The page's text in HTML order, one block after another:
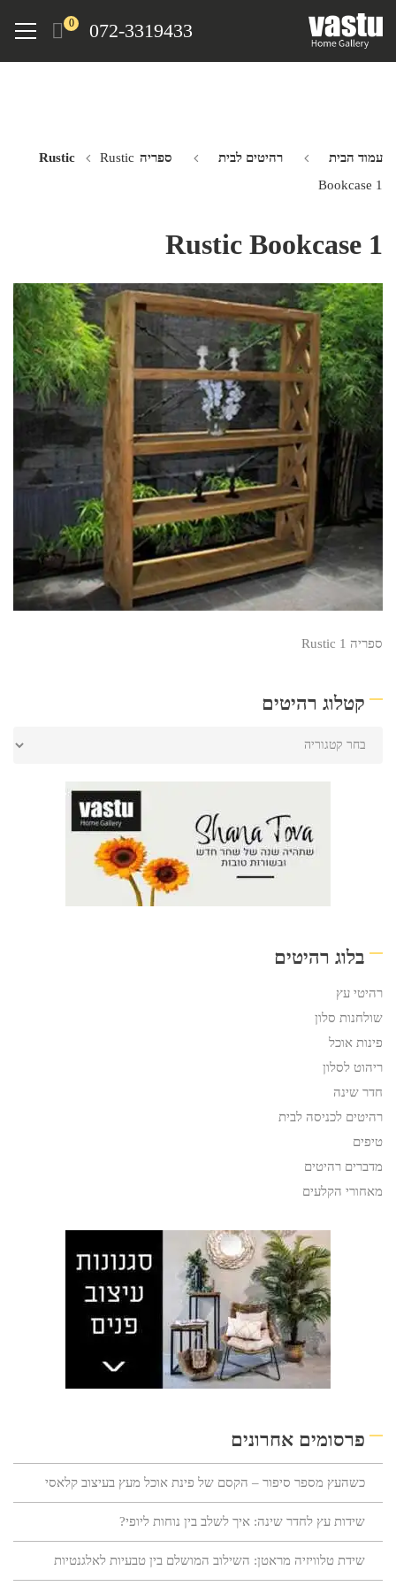
072-3319433
0
Menu
עמוד הבית רהיטים לבית ספריה Rustic Rustic
Bookcase 1
Rustic Bookcase 1
ספריה Rustic 1
קטלוג רהיטים
בלוג רהיטים
רהיטי עץ
שולחנות סלון
פינות אוכל
ריהוט לסלון
חדר שינה
רהיטים לכניסה לבית
טיפים
מדברים רהיטים
מאחורי הקלעים
פרסומים אחרונים
כשהעץ מספר סיפור – הקסם של פינת אוכל מעץ בעיצוב קלאסי
שידות עץ לחדר שינה: איך לשלב בין נוחות ליופי?
שידת טלוויזיה מראטן: השילוב המושלם בין טבעיות לאלגנטיות